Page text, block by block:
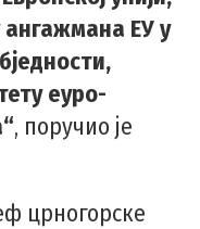
ангажмана ЕУ у
еуро-
, поручио је
црногорске